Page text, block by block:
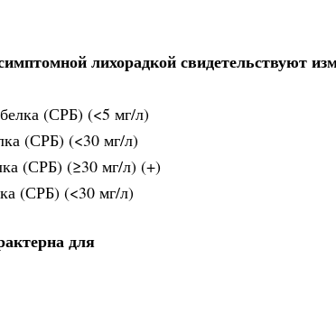
лихорадкой свидетельствуют
(СРБ) (<5 мг/л)
(СРБ) (<30 мг/л)
(СРБ) (≥30 мг/л) (+)
(СРБ) (<30 мг/л)
для